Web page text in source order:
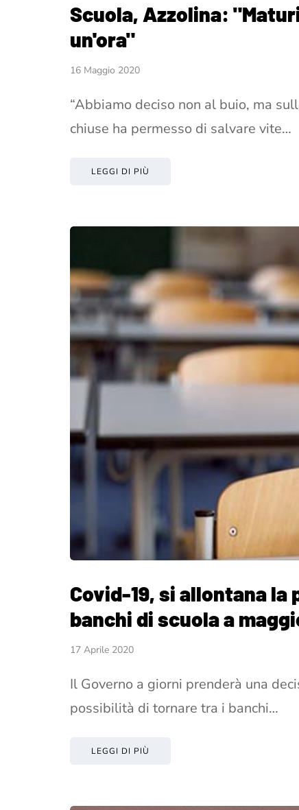
Scuola, Azzolina:
un'ora"
16 Maggio 2020
“Abbiamo deciso non al buio, ma
chiuse ha permesso di salvare vite…
LEGGI DI PIÙ
Covid-19, si allontana
banchi di scuola a
17 Aprile 2020
Il Governo a giorni prenderà una
possibilità di tornare tra i banchi…
LEGGI DI PIÙ